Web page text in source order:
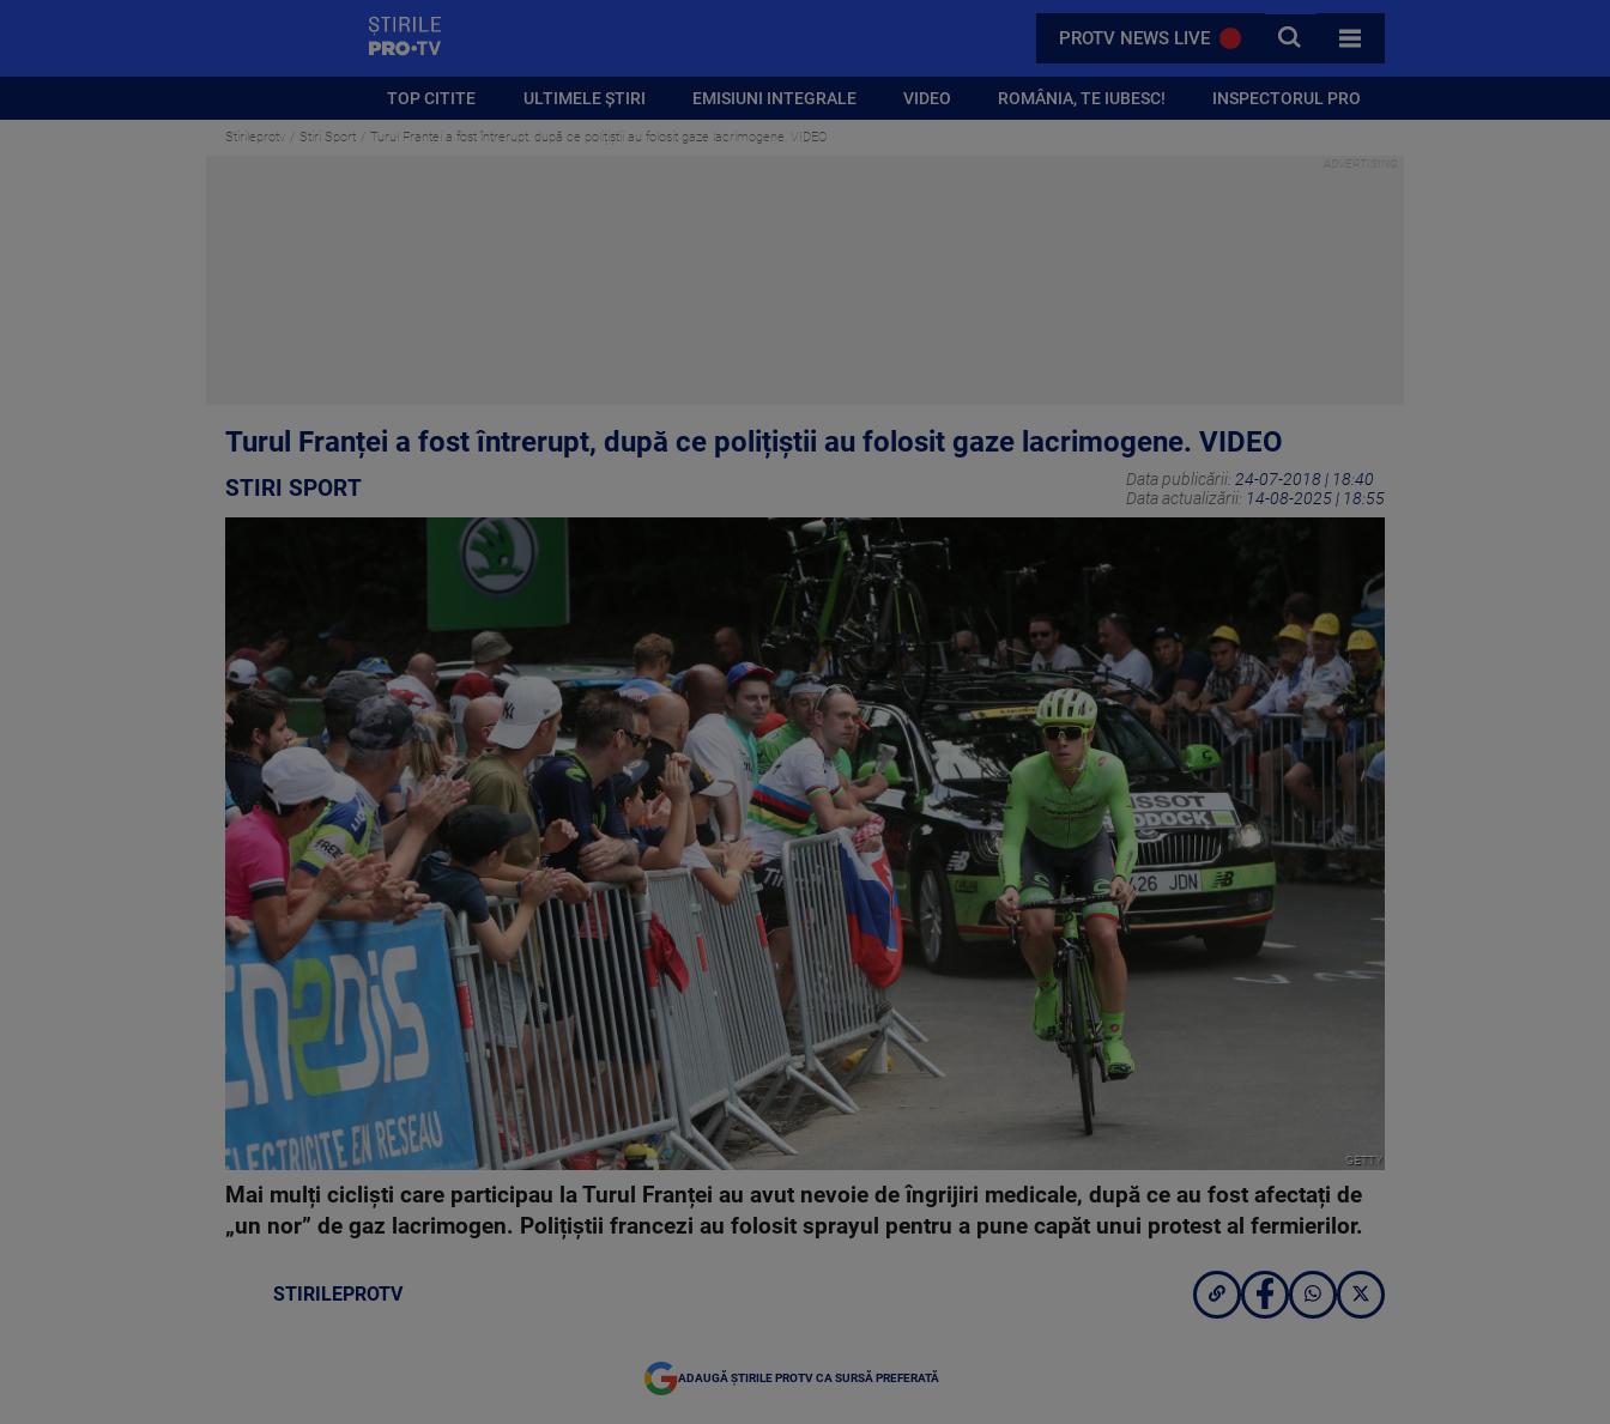
PROTV NEWS LIVE CAUTA
TOATE CATEGORIILE
TOP CITITE ULTIMELE ȘTIRI EMISIUNI INTEGRALE VIDEO ROMÂNIA, TE IUBESC! INSPECTORUL PRO
Stirileprotv Stiri Sport Turul Franței a fost întrerupt, după ce polițiștii au folosit gaze lacrimogene. VIDEO
Turul Franței a fost întrerupt, după ce polițiștii au folosit gaze lacrimogene. VIDEO
STIRI SPORT Data publicării: 24-07-2018 | 18:40
Data actualizării: 14-08-2025 | 18:55
GETTY
Mai mulți cicliști care participau la Turul Franței au avut nevoie de îngrijiri medicale, după ce au fost afectați de
„un nor” de gaz lacrimogen. Polițiștii francezi au folosit sprayul pentru a pune capăt unui protest al fermierilor.
STIRILEPROTV
ADAUGĂ ȘTIRILE PROTV CA SURSĂ PREFERATĂ